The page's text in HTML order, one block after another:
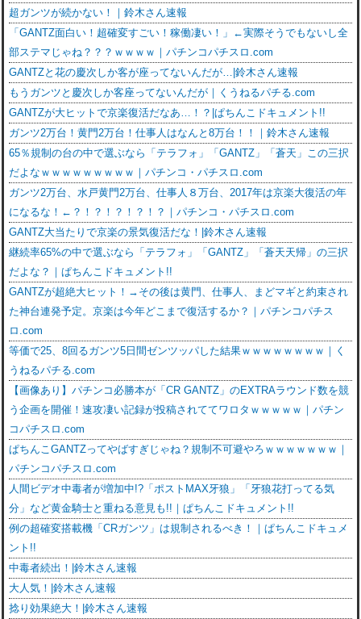
超ガンツが続かない！｜鈴木さん速報
「GANTZ面白い！超確変すごい！稼働凄い！」←実際そうでもないし全
部ステマじゃね？？？ｗｗｗｗ｜パチンコパチスロ.com
GANTZと花の慶次しか客が座ってないんだが…|鈴木さん速報
もうガンツと慶次しか客座ってないんだが｜くうねるパチる.com
GANTZが大ヒットで京楽復活だなあ…！？|ぱちんこドキュメント!!
ガンツ2万台！黄門2万台！仕事人はなんと8万台！！｜鈴木さん速報
65％規制の台の中で選ぶなら「テラフォ」「GANTZ」「蒼天」この三択
だよなｗｗｗｗｗｗｗｗｗ｜パチンコ・パチスロ.com
ガンツ2万台、水戸黄門2万台、仕事人８万台、2017年は京楽大復活の年
になるな！←？！？！？！？！？｜パチンコ・パチスロ.com
GANTZ大当たりで京楽の景気復活だな！|鈴木さん速報
継続率65%の中で選ぶなら「テラフォ」「GANTZ」「蒼天天帰」の三択
だよな？｜ぱちんこドキュメント!!
GANTZが超絶大ヒット！→その後は黄門、仕事人、まどマギと約束され
た神台連発予定。京楽は今年どこまで復活するか？｜パチンコパチス
ロ.com
等価で25、8回るガンツ5日間ゼンツッパした結果ｗｗｗｗｗｗｗｗ｜く
うねるパチる.com
【画像あり】パチンコ必勝本が「CR GANTZ」のEXTRAラウンド数を競
う企画を開催！速攻凄い記録が投稿されててワロタｗｗｗｗｗ｜パチン
コパチスロ.com
ぱちんこGANTZってやばすぎじゃね？規制不可避やろｗｗｗｗｗｗｗ｜
パチンコパチスロ.com
人間ビデオ中毒者が増加中!?「ポストMAX牙狼」「牙狼花打ってる気
分」など黄金騎士と重ねる意見も!!｜ぱちんこドキュメント!!
例の超確変搭載機「CRガンツ」は規制されるべき！｜ぱちんこドキュメ
ント!!
中毒者続出！|鈴木さん速報
大人気！|鈴木さん速報
捻り効果絶大！|鈴木さん速報